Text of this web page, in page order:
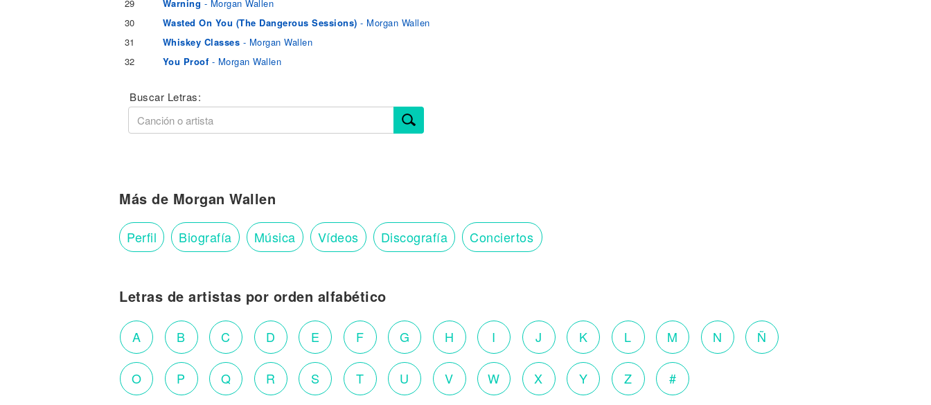
29
Warning - Morgan Wallen
30
Wasted On You (The Dangerous Sessions) - Morgan Wallen
31
Whiskey Classes - Morgan Wallen
32
You Proof - Morgan Wallen
Buscar Letras:
Más de Morgan Wallen
Perfil Biografía Música Vídeos Discografía Conciertos
Letras de artistas por orden alfabético
A B C D E F G H I J K L M N Ñ
O P Q R S T U V W X Y Z #